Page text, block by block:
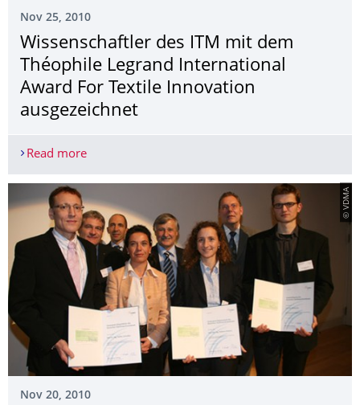
Nov 25, 2010
Wissenschaftler des ITM mit dem
Théophile Legrand International
Award For Textile Innovation
ausgezeichnet
Read moreWissenschaftler des ITM mit dem Théophile
© VDMA
Nov 20, 2010